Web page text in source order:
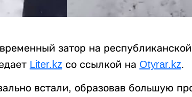
затор на
Liter.kz со ссылкой на Otyrar.kz.
встали, образовав большую